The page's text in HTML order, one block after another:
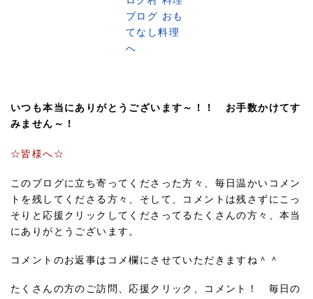
いつも本当にありがとうございます～！！ お手数かけてす
みません～！
☆皆様へ☆
このブログに立ち寄ってくださった方々、毎日温かいコメン
トを残してくださる方々、そして、コメントは残さずにこっ
そりと応援クリックしてくださってるたくさんの方々、本当
にありがとうございます。
コメントのお返事はコメ欄にさせていただきますね＾＾
たくさんの方のご訪問、応援クリック、コメント！ 毎日の